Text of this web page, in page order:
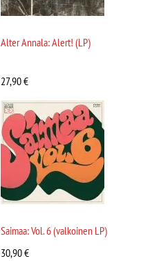
Alter Annala: Alert! (LP)
27,90€
Saimaa: Vol. 6 (valkoinen LP)
30,90€